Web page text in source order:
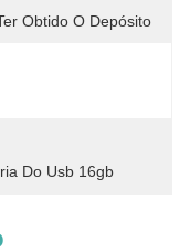
Obtido O Depósito
Do Usb 16gb